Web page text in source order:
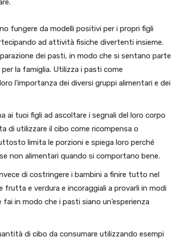
fungere da modelli positivi per i propri figli
ad attività fisiche divertenti insieme.
dei pasti, in modo che si sentano parte
la famiglia. Utilizza i pasti come
l’importanza dei diversi gruppi alimentari e dei
ai tuoi figli ad ascoltare i segnali del loro corpo
di utilizzare il cibo come ricompensa o
limita le porzioni e spiega loro perché
non alimentari quando si comportano bene.
di costringere i bambini a finire tutto nel
e verdura e incoraggiali a provarli in modi
in modo che i pasti siano un’esperienza
di cibo da consumare utilizzando esempi